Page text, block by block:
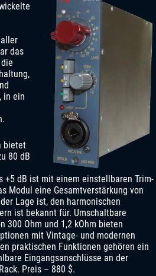
das
in ein
bietet
80 dB
+5 dB ist mit einem einstellbaren Trim-
Modul eine Gesamtverstärkung von
Lage ist, den harmonischen
ist bekannt für. Umschaltbare
300 Ohm und 1,2 kOhm bieten
mit Vintage- und modernen
praktischen Funktionen gehören ein
Eingangsanschlüsse an der
Preis – 880 $.